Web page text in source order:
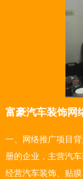
富豪汽车装饰网
一、网络推广项目
册的企业，主营汽
经营汽车装饰、贴膜